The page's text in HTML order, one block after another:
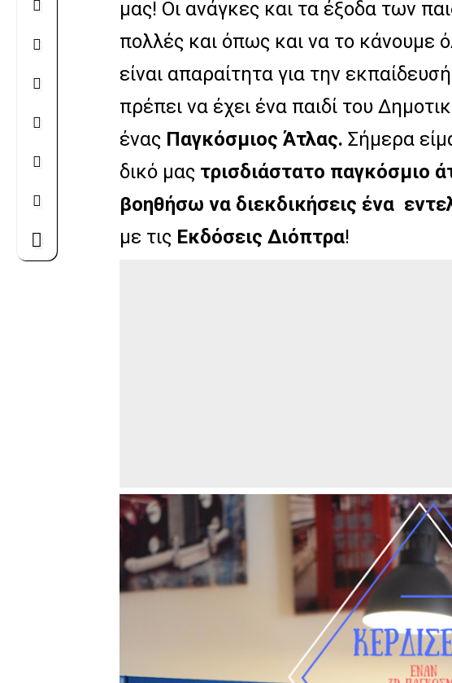
μας! Οι ανάγκες και τα έξοδα των
πολλές και όπως και να το κάνουμε
είναι απαραίτητα για την
πρέπει να έχει ένα παιδί του
ένας Παγκόσμιος Άτλας. Σήμερα
δικό μας τρισδιάστατο παγκόσμιο
βοηθήσω να διεκδικήσεις ένα
με τις Εκδόσεις Διόπτρα!